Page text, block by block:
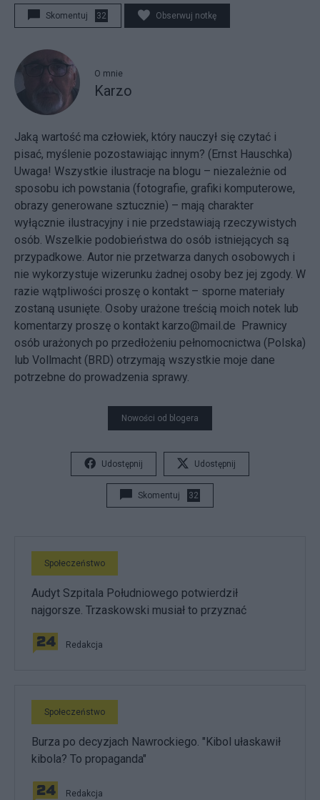
Skomentuj 32 Obserwuj notkę
O mnie
Karzo
Jaką wartość ma człowiek, który nauczył się czytać i
pisać, myślenie pozostawiając innym? (Ernst Hauschka)
Uwaga! Wszystkie ilustracje na blogu – niezależnie od
sposobu ich powstania (fotografie, grafiki komputerowe,
obrazy generowane sztucznie) – mają charakter
wyłącznie ilustracyjny i nie przedstawiają rzeczywistych
osób. Wszelkie podobieństwa do osób istniejących są
przypadkowe. Autor nie przetwarza danych osobowych i
nie wykorzystuje wizerunku żadnej osoby bez jej zgody. W
razie wątpliwości proszę o kontakt – sporne materiały
zostaną usunięte. Osoby urażone treścią moich notek lub
komentarzy proszę o kontakt karzo@mail.de Prawnicy
osób urażonych po przedłożeniu pełnomocnictwa (Polska)
lub Vollmacht (BRD) otrzymają wszystkie moje dane
potrzebne do prowadzenia sprawy.
Nowości od blogera
Udostępnij Udostępnij
Skomentuj 32
Społeczeństwo
Audyt Szpitala Południowego potwierdził
najgorsze. Trzaskowski musiał to przyznać
Redakcja
Społeczeństwo
Burza po decyzjach Nawrockiego. "Kibol ułaskawił
kibola? To propaganda"
Redakcja